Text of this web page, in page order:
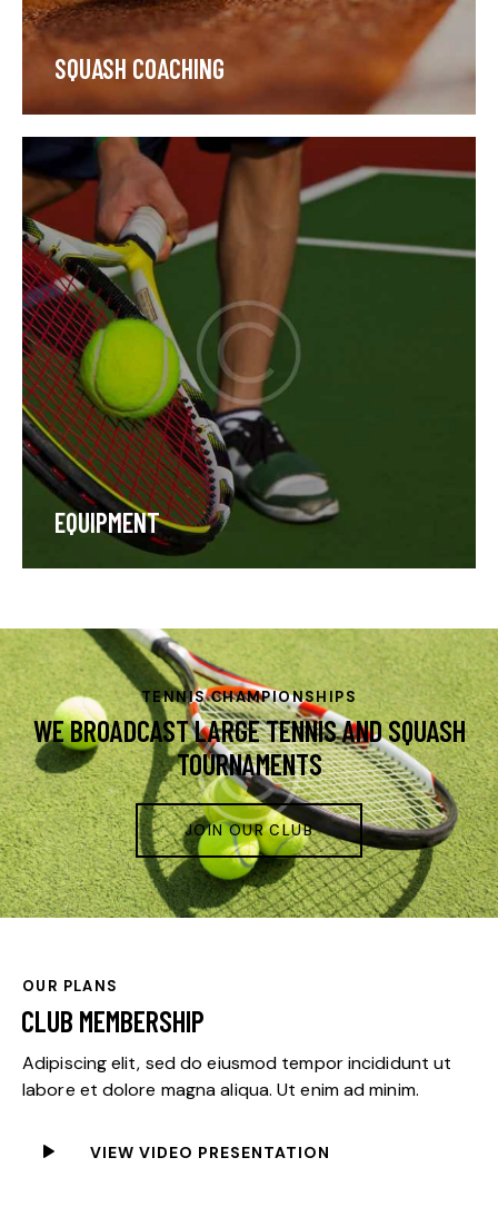
SQUASH COACHING
EQUIPMENT
TENNIS СHAMPIONSHIPS
WE BROADCAST LARGE TENNIS AND SQUASH
TOURNAMENTS
JOIN OUR CLUB
OUR PLANS
CLUB MEMBERSHIP
Adipiscing elit, sed do eiusmod tempor incididunt ut
labore et dolore magna aliqua. Ut enim ad minim.
VIEW VIDEO PRESENTATION